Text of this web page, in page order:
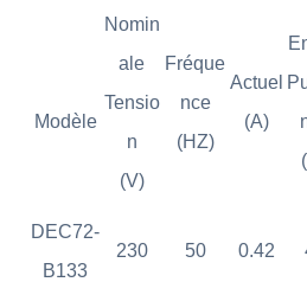
Modèle
Nomin
ale
Tensio
n
(V)
Fréque
nce
(HZ)
Actuel
(A)
DEC72-
B133
230 50 0.42